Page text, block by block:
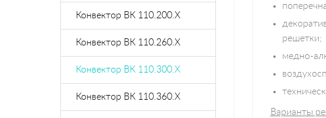
Конвектор ВК 110.200.X
Конвектор ВК 110.260.X
Конвектор ВК 110.300.Х
Конвектор ВК 110.360.X
решетки;
медно-
Варианты